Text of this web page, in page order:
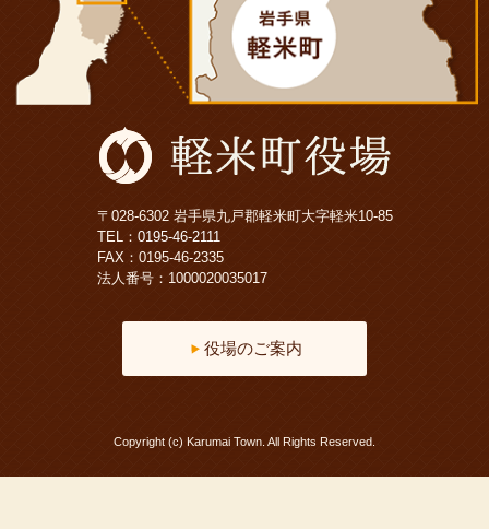
〒028-6302 岩手県九戸郡軽米町大字軽米10-85
TEL： 0195-46-2111
FAX：0195-46-2335
法人番号：1000020035017
役場のご案内
Copyright (c) Karumai Town. All Rights Reserved.